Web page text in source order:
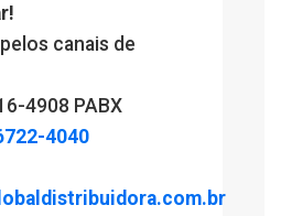
canais de
4908 PABX
4040